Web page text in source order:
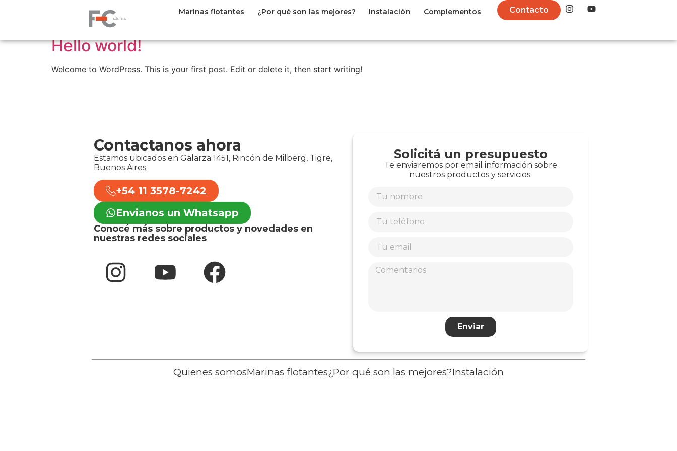
Marinas flotantes
¿Por qué son las mejores? Instalación Complementos Contacto
Autor:mercyequiporunkloting@gmail.com
Hello world!
Welcome to WordPress. This is your first post. Edit or delete it, then start writing!
Contactanos ahora
Estamos ubicados en Galarza 1451, Rincón de Milberg, Tigre,
Buenos Aires
+54 11 3578-7242
Envianos un Whatsapp
Conocé más sobre productos y novedades en
nuestras redes sociales
Solicitá un presupuesto
Te enviaremos por email información sobre
nuestros productos y servicios.
Enviar
Quienes somosMarinas flotantes¿Por qué son las mejores?Instalación